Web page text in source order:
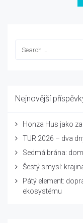
Nejnovější
Honza Hus jako
TUR 2026 – dva
Sedmá brána:
Šestý smysl:
Pátý element:
ekosystému